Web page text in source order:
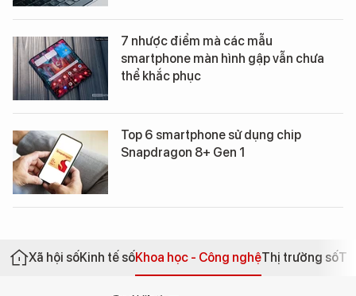
7 nhược điểm mà các mẫu
smartphone màn hình gập vẫn chưa
thể khắc phục
Top 6 smartphone sử dụng chip
Snapdragon 8+ Gen 1
Xã hội sốKinh tế sốKhoa học - Công nghệThị trường số